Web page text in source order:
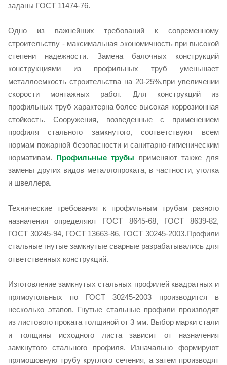
заданы ГОСТ 11474-76.
Одно из важнейших требований к современному
строительству - максимальная экономичность при высокой
степени надежности. Замена балочных конструкций
конструкциями из профильных труб уменьшает
металлоемкость строительства на 20-25%,при увеличении
скорости монтажных работ. Для конструкций из
профильных труб характерна более высокая коррозионная
стойкость. Сооружения, возведенные с применением
профиля стального замкнутого, соответствуют всем
нормам пожарной безопасности и санитарно-гигиеническим
нормативам. Профильные трубы применяют также для
замены других видов металлопроката, в частности, уголка
и швеллера.
Технические требования к профильным трубам разного
назначения определяют ГОСТ 8645-68, ГОСТ 8639-82,
ГОСТ 30245-94, ГОСТ 13663-86, ГОСТ 30245-2003.Профили
стальные гнутые замкнутые сварные разрабатывались для
ответственных конструкций.
Изготовление замкнутых стальных профилей квадратных и
прямоугольных по ГОСТ 30245-2003 производится в
несколько этапов. Гнутые стальные профили производят
из листового проката толщиной от 3 мм. Выбор марки стали
и толщины исходного листа зависит от назначения
замкнутого стального профиля. Изначально формируют
прямошовную трубу круглого сечения, а затем производят